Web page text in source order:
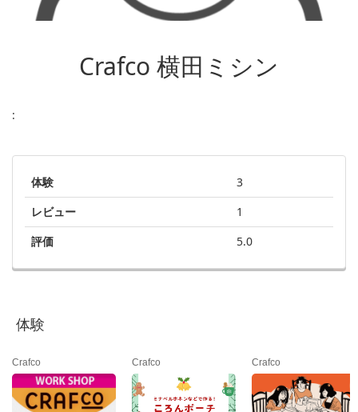
Crafco 横田ミシン
:
体験
3
レビュー
1
評価
5.0
体験
Crafco Crafco Crafco